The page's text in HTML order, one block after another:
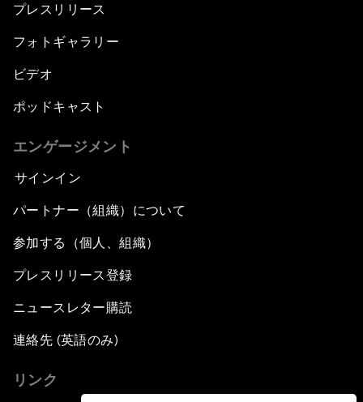
プレスリリース
フォトギャラリー
ビデオ
ポッドキャスト
エンゲージメント
サインイン
パートナー（組織）について
参加する（個人、組織）
プレスリリース登録
ニュースレター購読
連絡先 (英語のみ)
リンク